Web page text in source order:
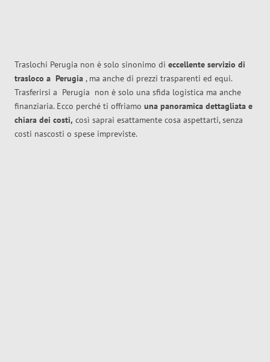
Traslochi Perugia non è solo sinonimo di eccellente servizio di
trasloco a Perugia , ma anche di prezzi trasparenti ed equi.
Trasferirsi a Perugia non è solo una sfida logistica ma anche
finanziaria. Ecco perché ti offriamo una panoramica dettagliata e
chiara dei costi, così saprai esattamente cosa aspettarti, senza
costi nascosti o spese impreviste.